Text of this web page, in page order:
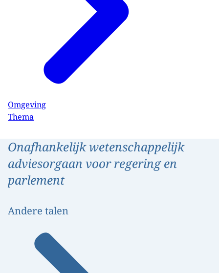
Omgeving
Thema
Onafhankelijk wetenschappelijk
adviesorgaan voor regering en
parlement
Andere talen